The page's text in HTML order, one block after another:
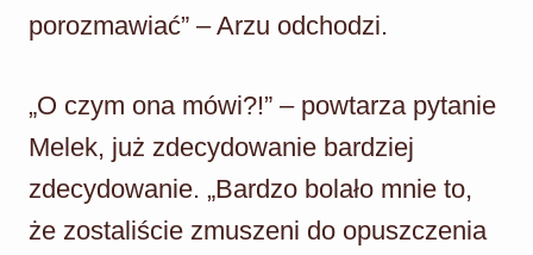
porozmawiać” – Arzu odchodzi.
„O czym ona mówi?!” – powtarza pytanie
Melek, już zdecydowanie bardziej
zdecydowanie. „Bardzo bolało mnie to,
że zostaliście zmuszeni do opuszczenia